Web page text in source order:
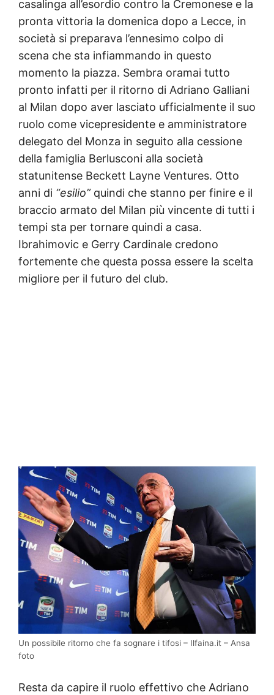
casalinga all’esordio contro la Cremonese e la
pronta vittoria la domenica dopo a Lecce, in
società si preparava l’ennesimo colpo di
scena che sta infiammando in questo
momento la piazza. Sembra oramai tutto
pronto infatti per il ritorno di Adriano Galliani
al Milan dopo aver lasciato ufficialmente il suo
ruolo come vicepresidente e amministratore
delegato del Monza in seguito alla cessione
della famiglia Berlusconi alla società
statunitense Beckett Layne Ventures. Otto
anni di “esilio”quindi che stanno per finire e il
braccio armato del Milan più vincente di tutti i
tempi sta per tornare quindi a casa.
Ibrahimovic e Gerry Cardinale credono
fortemente che questa possa essere la scelta
migliore per il futuro del club.
Un possibile ritorno che fa sognare i tifosi – Ilfaina.it – Ansa
foto
Resta da capire il ruolo effettivo che Adriano